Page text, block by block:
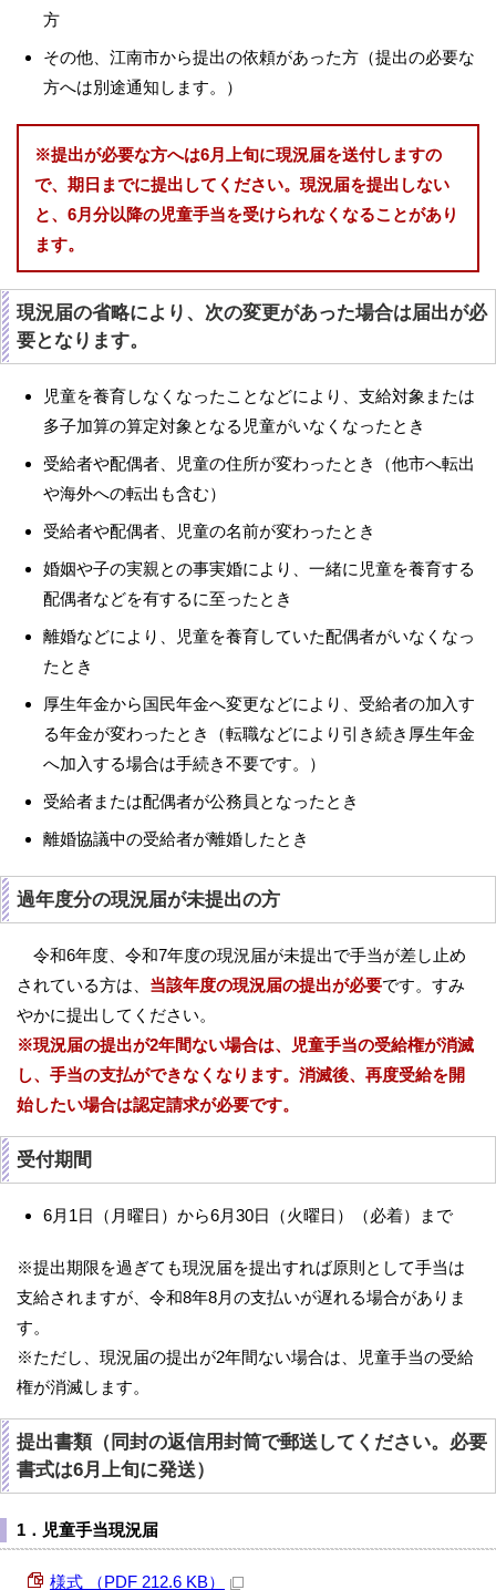
方
その他、江南市から提出の依頼があった方（提出の必要な
方へは別途通知します。）
※提出が必要な方へは6月上旬に現況届を送付しますの
で、期日までに提出してください。現況届を提出しない
と、6月分以降の児童手当を受けられなくなることがあり
ます。
現況届の省略により、次の変更があった場合は届出が必
要となります。
児童を養育しなくなったことなどにより、支給対象または
多子加算の算定対象となる児童がいなくなったとき
受給者や配偶者、児童の住所が変わったとき（他市へ転出
や海外への転出も含む）
受給者や配偶者、児童の名前が変わったとき
婚姻や子の実親との事実婚により、一緒に児童を養育する
配偶者などを有するに至ったとき
離婚などにより、児童を養育していた配偶者がいなくなっ
たとき
厚生年金から国民年金へ変更などにより、受給者の加入す
る年金が変わったとき（転職などにより引き続き厚生年金
へ加入する場合は手続き不要です。）
受給者または配偶者が公務員となったとき
離婚協議中の受給者が離婚したとき
過年度分の現況届が未提出の方
令和6年度、令和7年度の現況届が未提出で手当が差し止め
されている方は、 当該年度の現況届の提出が必要です。すみ
やかに提出してください。
※現況届の提出が2年間ない場合は、児童手当の受給権が消滅
し、手当の支払ができなくなります。消滅後、再度受給を開
始したい場合は認定請求が必要です。
受付期間
6月1日（月曜日）から6月30日（火曜日）（必着）まで
※提出期限を過ぎても現況届を提出すれば原則として手当は
支給されますが、令和8年8月の支払いが遅れる場合がありま
す。
※ただし、現況届の提出が2年間ない場合は、児童手当の受給
権が消滅します。
提出書類（同封の返信用封筒で郵送してください。必要
書式は6月上旬に発送）
1．児童手当現況届
様式 （PDF 212.6 KB）